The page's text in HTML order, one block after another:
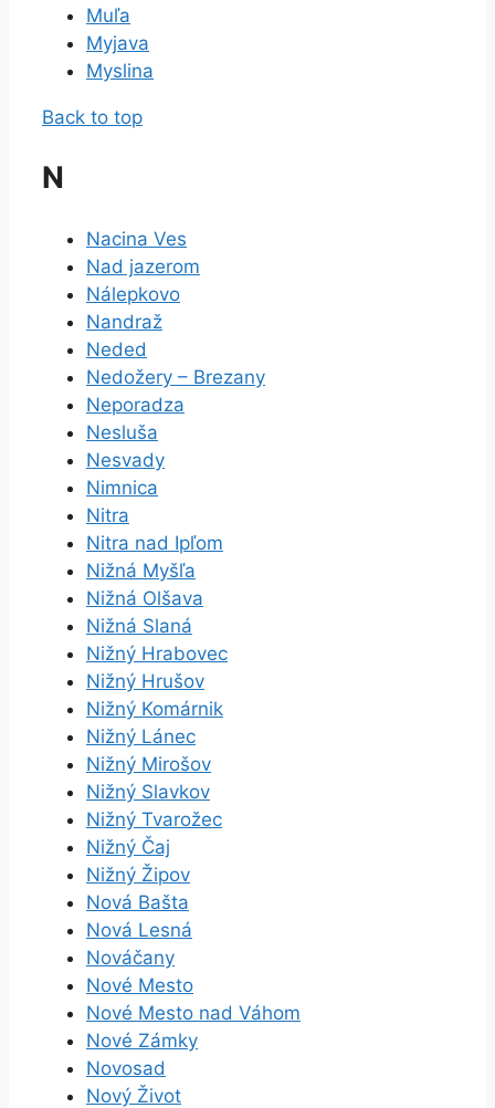
Muľa
Myjava
Myslina
Back to top
N
Nacina Ves
Nad jazerom
Nálepkovo
Nandraž
Neded
Nedožery – Brezany
Neporadza
Nesluša
Nesvady
Nimnica
Nitra
Nitra nad Ipľom
Nižná Myšľa
Nižná Olšava
Nižná Slaná
Nižný Hrabovec
Nižný Hrušov
Nižný Komárnik
Nižný Lánec
Nižný Mirošov
Nižný Slavkov
Nižný Tvarožec
Nižný Čaj
Nižný Žipov
Nová Bašta
Nová Lesná
Nováčany
Nové Mesto
Nové Mesto nad Váhom
Nové Zámky
Novosad
Nový Život